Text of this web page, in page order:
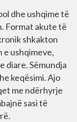
dhe ushqime të
Format akute të
shkakton
ushqimeve,
diare. Sëmundja
keqësimi. Ajo
me ndërhyrje
sasi të